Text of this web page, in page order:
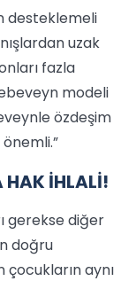
desteklemeli
uzak
fazla
modeli
özdeşim
HAK İHLALİ!
gerekse diğer
doğru
çocukların aynı